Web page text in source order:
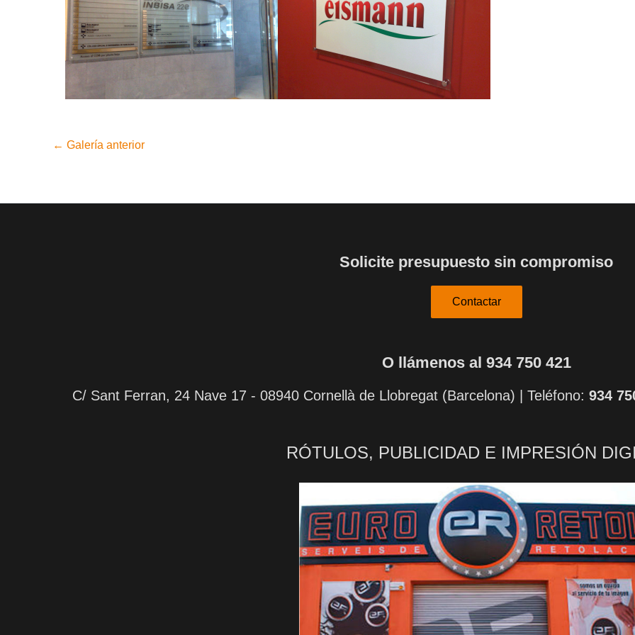
← Galería anterior
Solicite presupuesto sin compromiso
Contactar
O llámenos al 934 750 421
C/ Sant Ferran, 24 Nave 17 - 08940 Cornellà de Llobregat (Barcelona) | Teléfono: 934
RÓTULOS, PUBLICIDAD E IMPRESIÓN